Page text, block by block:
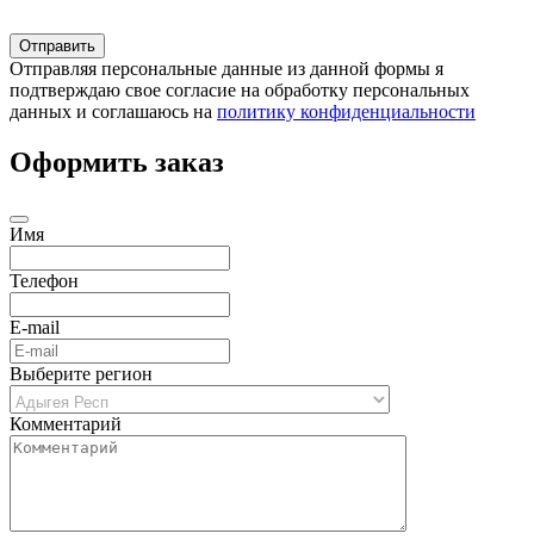
Отправляя персональные данные из данной формы я
подтверждаю свое согласие на обработку персональных
данных и соглашаюсь на политику конфиденциальности
Оформить заказ
Имя
Телефон
E-mail
Выберите регион
Комментарий